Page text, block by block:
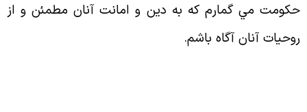
مي گمارم كه به دين و امانت آنان مطمئن و از
آنان آگاه باشم.